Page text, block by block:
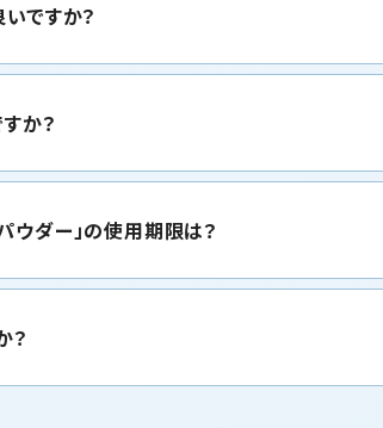
ですか？
か？
ダー」の使用期限は？
？